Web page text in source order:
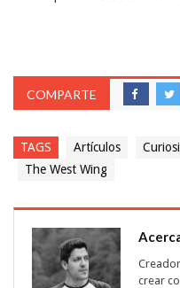
COMPARTE
TAGS Artículos
The West Wing
crear